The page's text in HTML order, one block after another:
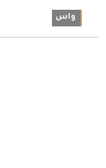
واس